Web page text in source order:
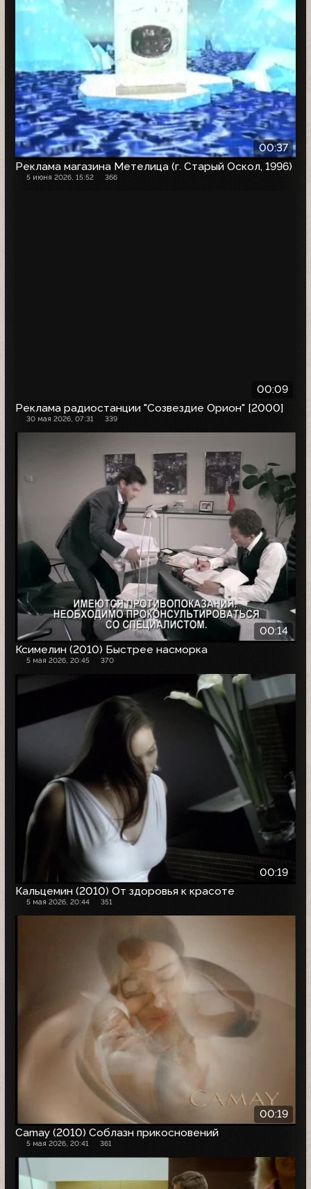
00:37
Реклама магазина Метелица (г. Старый Оскол, 1996)
5 июня 2026, 15:52 366
00:09
Реклама радиостанции "Созвездие Орион" [2000]
30 мая 2026, 07:31 339
00:14
Ксимелин (2010) Быстрее насморка
5 мая 2026, 20:45 370
00:19
Кальцемин (2010) От здоровья к красоте
5 мая 2026, 20:44 351
00:19
Camay (2010) Соблазн прикосновений
5 мая 2026, 20:41 361